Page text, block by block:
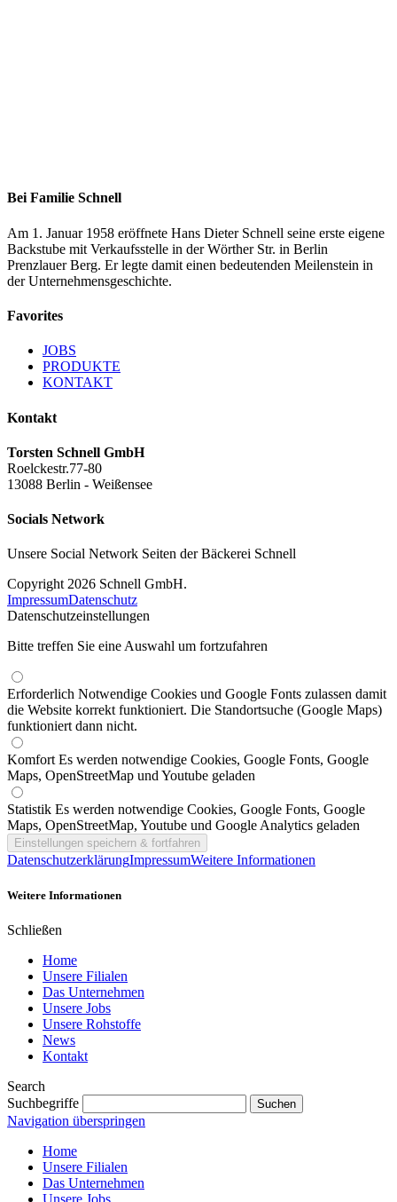
Bei Familie Schnell
Am 1. Januar 1958 eröffnete Hans Dieter Schnell seine erste eigene
Backstube mit Verkaufsstelle in der Wörther Str. in Berlin
Prenzlauer Berg. Er legte damit einen bedeutenden Meilenstein in
der Unternehmensgeschichte.
Favorites
JOBS
PRODUKTE
KONTAKT
Kontakt
Torsten Schnell GmbH
Roelckestr.77-80
13088 Berlin - Weißensee
Socials Network
Unsere Social Network Seiten der Bäckerei Schnell
Copyright 2026 Schnell GmbH.
ImpressumDatenschutz
Datenschutzeinstellungen
Bitte treffen Sie eine Auswahl um fortzufahren
Erforderlich Notwendige Cookies und Google Fonts zulassen damit
die Website korrekt funktioniert. Die Standortsuche (Google Maps)
funktioniert dann nicht.
Komfort Es werden notwendige Cookies, Google Fonts, Google
Maps, OpenStreetMap und Youtube geladen
Statistik Es werden notwendige Cookies, Google Fonts, Google
Maps, OpenStreetMap, Youtube und Google Analytics geladen
DatenschutzerklärungImpressumWeitere Informationen
Weitere Informationen
Schließen
Home
Unsere Filialen
Das Unternehmen
Unsere Jobs
Unsere Rohstoffe
News
Kontakt
Search
Suchbegriffe
Navigation überspringen
Home
Unsere Filialen
Das Unternehmen
Unsere Jobs